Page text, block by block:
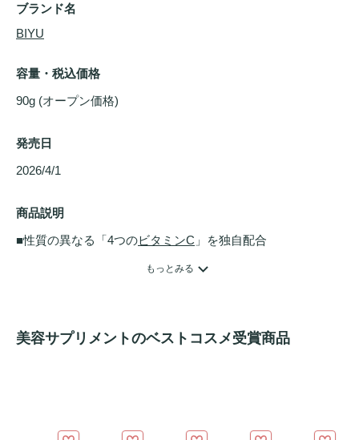
ブランド名
BIYU
容量・税込価格
90g (オープン価格)
発売日
2026/4/1
商品説明
■性質の異なる「4つのビタミンC 」を独自配合
包むことで、安定したデリバリーを実現。従来のビタミンC
【天然】有機アセロラ由来
ビタミンC ： レモンの約34倍のビ
もっとみる
美容サプリメントのベストコスメ受賞商品